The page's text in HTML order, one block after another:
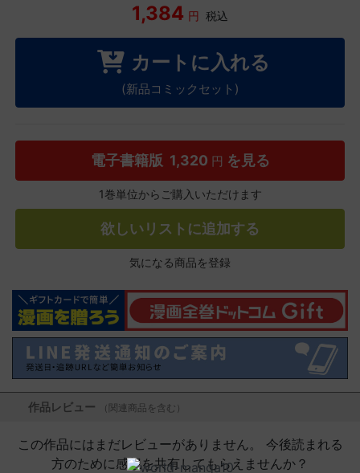
1,384 円 税込
カートに入れる
(新品コミックセット)
電子書籍版 1,320 円 を見る
1巻単位からご購入いただけます
欲しいリストに追加する
気になる商品を登録
作品レビュー （関連商品を含む）
この作品にはまだレビューがありません。 今後読まれる
方のために感想を共有してもらえませんか？